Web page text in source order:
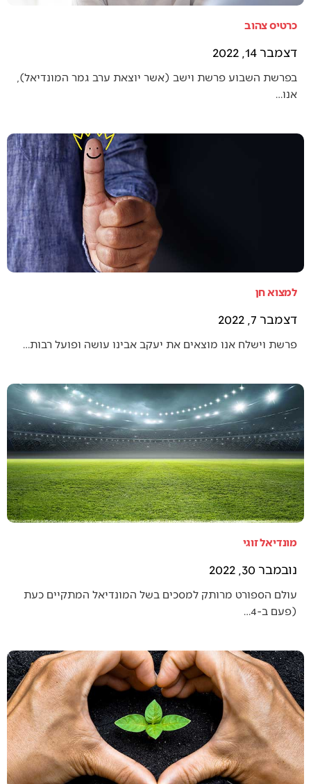
כרטיס צהוב
דצמבר 14, 2022
בפרשת השבוע פרשת וישב (אשר יוצאת ערב גמר המונדיאל),
אנו…
למצוא חן
דצמבר 7, 2022
פרשת וישלח אנו מוצאים את יעקב אבינו עושה ופועל רבות…
מונדיאל זוגי
נובמבר 30, 2022
עולם הספורט מרותק למסכים בשל המונדיאל המתקיים כעת
(פעם ב-4…